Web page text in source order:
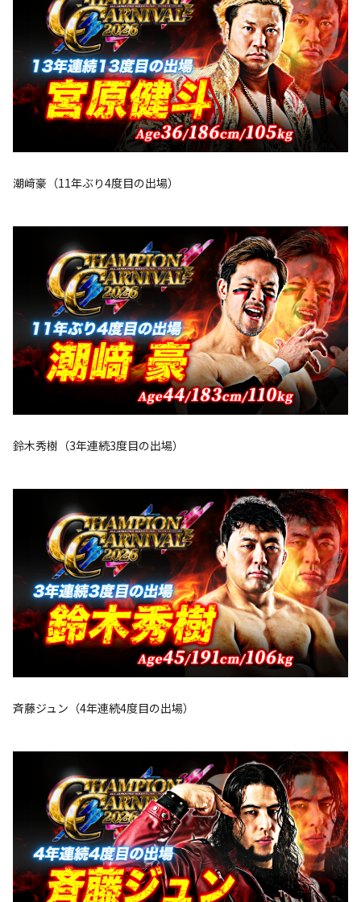
潮﨑豪（11年ぶり4度目の出場）
鈴木秀樹（3年連続3度目の出場）
斉藤ジュン（4年連続4度目の出場）